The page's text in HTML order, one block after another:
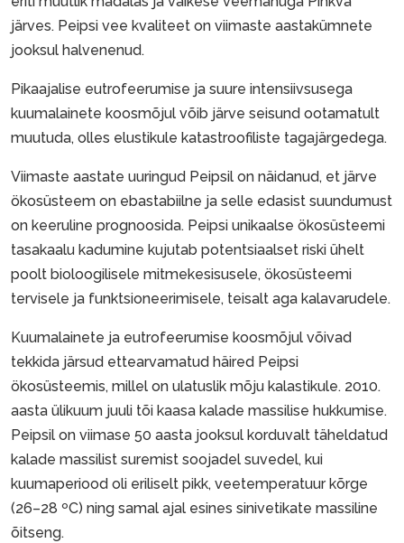
järves. Peipsi vee kvaliteet on viimaste aastakümnete
jooksul halvenenud.
Pikaajalise eutrofeerumise ja suure intensiivsusega
kuumalainete koosmõjul võib järve seisund ootamatult
muutuda, olles elustikule katastroofiliste tagajärgedega.
Viimaste aastate uuringud Peipsil on näidanud, et järve
ökosüsteem on ebastabiilne ja selle edasist suundumust
on keeruline prognoosida. Peipsi unikaalse ökosüsteemi
tasakaalu kadumine kujutab potentsiaalset riski ühelt
poolt bioloogilisele mitmekesisusele, ökosüsteemi
tervisele ja funktsioneerimisele, teisalt aga kalavarudele.
Kuumalainete ja eutrofeerumise koosmõjul võivad
tekkida järsud ettearvamatud häired Peipsi
ökosüsteemis, millel on ulatuslik mõju kalastikule. 2010.
aasta ülikuum juuli tõi kaasa kalade massilise hukkumise.
Peipsil on viimase 50 aasta jooksul korduvalt täheldatud
kalade massilist suremist soojadel suvedel, kui
kuumaperiood oli eriliselt pikk, veetemperatuur kõrge
(26–28 ºC) ning samal ajal esines sinivetikate massiline
õitseng.